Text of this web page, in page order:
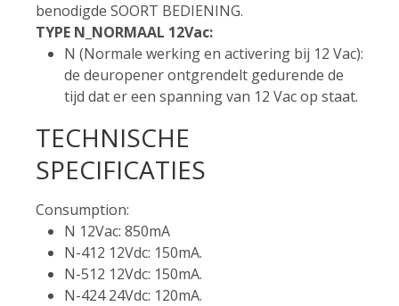
benodigde SOORT BEDIENING.
TYPE N_NORMAAL 12Vac:
N (Normale werking en activering bij 12 Vac):
de deuropener ontgrendelt gedurende de
tijd dat er een spanning van 12 Vac op staat.
TECHNISCHE
SPECIFICATIES
Consumption:
N 12Vac: 850mA
N-412 12Vdc: 150mA.
N-512 12Vdc: 150mA.
N-424 24Vdc: 120mA.